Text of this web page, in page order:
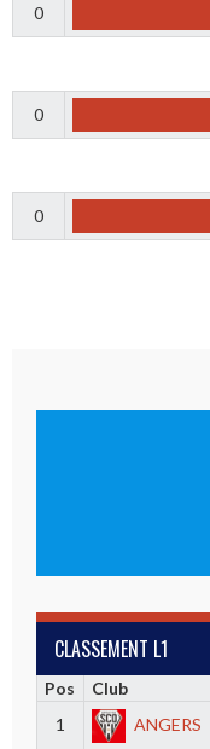
0
0
0
CLASSEMENT L1
Pos Club
1
ANGERS